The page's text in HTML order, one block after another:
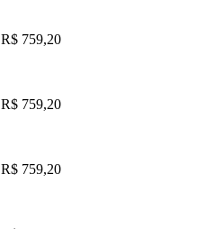
R$ 759,20
R$ 759,20
R$ 759,20